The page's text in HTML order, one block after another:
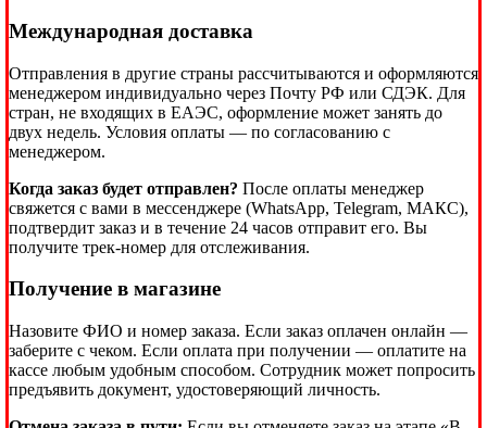
Международная доставка
Отправления в другие страны рассчитываются и оформляются
менеджером индивидуально через Почту РФ или СДЭК. Для
стран, не входящих в ЕАЭС, оформление может занять до
двух недель. Условия оплаты — по согласованию с
менеджером.
Когда заказ будет отправлен? После оплаты менеджер
свяжется с вами в мессенджере (WhatsApp, Telegram, МАКС),
подтвердит заказ и в течение 24 часов отправит его. Вы
получите трек-номер для отслеживания.
Получение в магазине
Назовите ФИО и номер заказа. Если заказ оплачен онлайн —
заберите с чеком. Если оплата при получении — оплатите на
кассе любым удобным способом. Сотрудник может попросить
предъявить документ, удостоверяющий личность.